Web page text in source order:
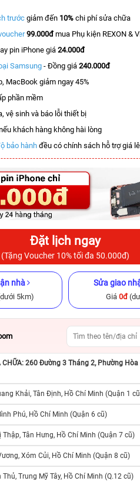
hãng
thân
4.790.000đ
-6.200.000đ
chuyển đổi, 0 gọi người
trướcgiảm đến 10% chi phí sửa chữa
99.000đmua Phụ kiện REXON &
pin iPhone giá 24.000đ
Samsung - Đồng giá 240.000đ
MacBook giảm ngay 45%
phần mềm
vệ sinh và báo lỗi thiết bị
khách hàng không hài lòng
bảo hành đều có chính sách hỗ trợ giá
Đặt lịch ngay
(Tặng Voucher 10% tối đa 50.000đ)
nhà
5km)
Sửa giao
Giá 0đ
CHỮA: 260 Đường 3 Tháng 2, Phường Hòa
Khải, Tân Định, Hồ Chí Minh (Quận 1
Phú, Hồ Chí Minh (Quận 6 cũ)
Tân Hưng, Hồ Chí Minh (Quận 7 cũ)
Xóm Củi, Hồ Chí Minh (Quận 8 cũ)
Trung Mỹ Tây, Hồ Chí Minh (Q.12 cũ)